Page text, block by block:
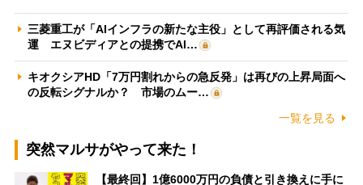
三菱重工が「AIインフラの新たな主役」として再評価される気
運 エヌビディアとの提携でAI…
キオクシアHD「7万円割れからの急反発」は再びの上昇局面へ
の反転シグナルか？ 市場のムー…
一覧を見る
突然マルサがやって来た！
【最終回】1億6000万円の負債と引き換えに手に